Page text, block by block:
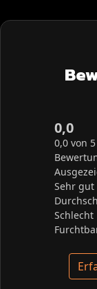
0,0
0,0 von
Sehr gut
Schlecht